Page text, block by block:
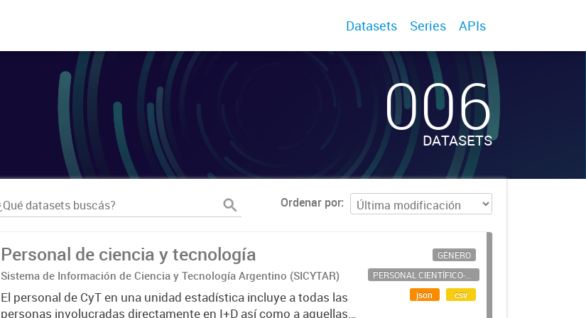
Datasets Series APIs
006
DATASETS
Ordenar por
Personal de ciencia y tecnología
Sistema de Información de Ciencia y Tecnología Argentino (SICYTAR)
El personal de CyT en una unidad estadística incluye a todas las
personas involucradas directamente en I+D así como a aquellas
GÉNERO
PERSONAL CIENTÍFICO-TECNOLÓGICO
json
csv